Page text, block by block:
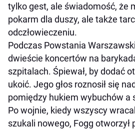
tylko gest, ale świadomość, że
pokarm dla duszy, ale także
odczłowieczeniu.
Podczas Powstania
dwieście koncertów na
szpitalach. Śpiewał, by dodać
ukoić. Jego głos roznosił się
pomiędzy hukiem wybuchów a
Po wojnie, kiedy wszyscy
szukali nowego, Fogg otworzył